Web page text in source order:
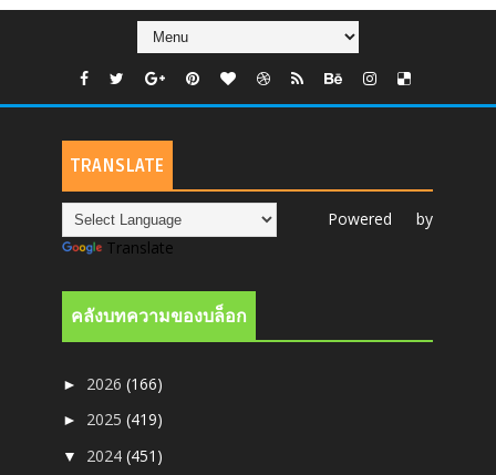
TRANSLATE
Powered by
Translate
คลังบทความของบล็อก
► 2026(166)
► 2025(419)
▼ 2024(451)